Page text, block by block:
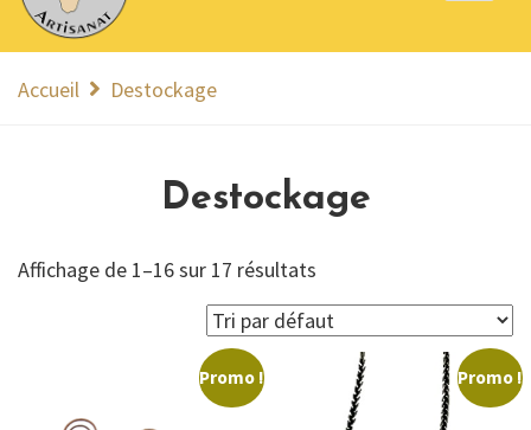
Accueil Destockage
Destockage
Affichage de 1–16 sur 17 résultats
Promo ! Promo !